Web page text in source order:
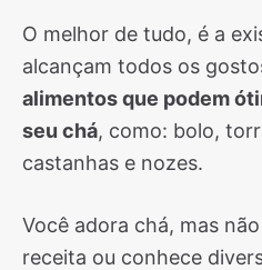
O melhor de tudo, é a
alcançam todos os
alimentos que podem
seu chá, como: bolo,
castanhas e nozes.
Você adora chá, mas
receita ou conhece